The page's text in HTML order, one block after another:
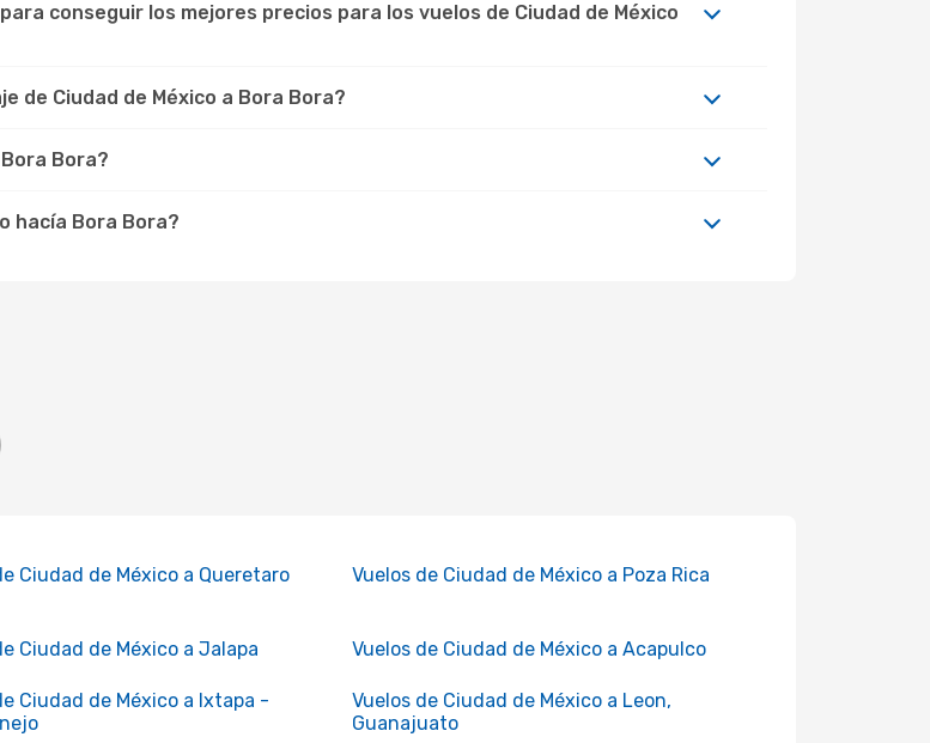
conseguir los mejores precios para los vuelos de Ciudad de México
de Ciudad de México a Bora Bora?
Bora?
hacía Bora Bora?
Ciudad de México a Queretaro Vuelos de Ciudad de México a Poza Rica
Ciudad de México a Jalapa Vuelos de Ciudad de México a Acapulco
Ciudad de México a Ixtapa -
Vuelos de Ciudad de México a Leon,
Guanajuato